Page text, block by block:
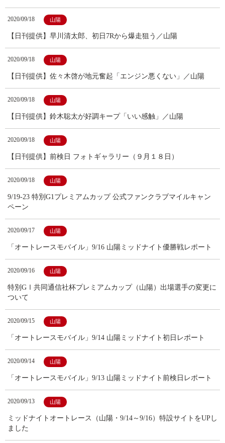
2020/09/18 山陽
【日刊提供】早川清太郎、初日7Rから爆走狙う／山陽
2020/09/18 山陽
【日刊提供】佐々木啓が地元奮起「エンジン悪くない」／山陽
2020/09/18 山陽
【日刊提供】鈴木聡太が好調キープ「いい感触」／山陽
2020/09/18 山陽
【日刊提供】前検日 フォトギャラリー（９月１８日）
2020/09/18 山陽
9/19-23 特別G1プレミアムカップ 公式ファンクラブマイルキャン
ペーン
2020/09/17 山陽
「オートレースモバイル」9/16 山陽ミッドナイト優勝戦レポート
2020/09/16 山陽
特別GⅠ共同通信社杯プレミアムカップ（山陽）出場選手の変更に
ついて
2020/09/15 山陽
「オートレースモバイル」9/14 山陽ミッドナイト初日レポート
2020/09/14 山陽
「オートレースモバイル」9/13 山陽ミッドナイト前検日レポート
2020/09/13 山陽
ミッドナイトオートレース（山陽・9/14～9/16）特設サイトをUPし
ました